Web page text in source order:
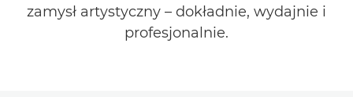
zamysł artystyczny – dokładnie, wydajnie i
profesjonalnie.